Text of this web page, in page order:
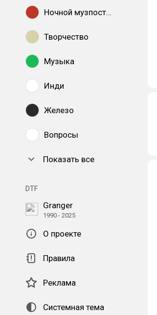
Ночной музпостинг
Творчество
Музыка
Инди
Железо
Вопросы
Показать все
DTF
Granger
1990 - 2025
О проекте
Правила
Реклама
Системная тема